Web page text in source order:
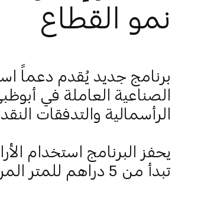
نمو القطاع
برنامج جديد يُقدم دعماً
الصناعية العاملة في
الرأسمالية والتدفقات
يحفز البرنامج استخدام
تبدأ من